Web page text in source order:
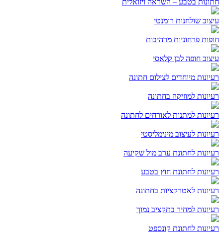
חתונות בטבע – השראה ויזואלית
עיצוב שולחנות רומנטי
חופות פרחוניות מרהיבות
עיצוב חופה לבן קלאסי
רעיונות מיוחדים לצילום חתונה
רעיונות למוזיקה בחתונה
רעיונות למתנות לאורחים לחתונה
רעיונות לעיצוב מינימליסטי
רעיונות לחתונת ערב מול שקיעה
רעיונות לחתונת חוץ בטבע
רעיונות לאטרקציות בחתונה
רעיונות למחיר בתקציב נמוך
רעיונות לחתונת קונספט